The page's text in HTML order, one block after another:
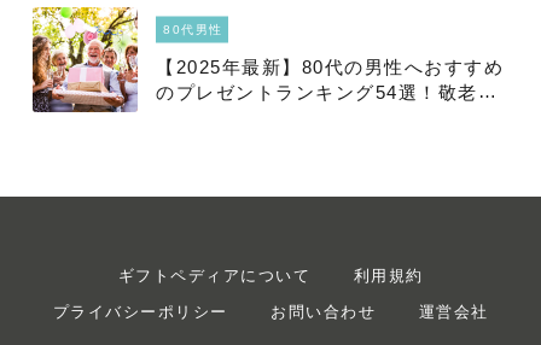
80代男性
【2025年最新】80代の男性へおすすめ
のプレゼントランキング54選！敬老の
ギフトペディアについて
利用規約
プライバシーポリシー
お問い合わせ 運営会社